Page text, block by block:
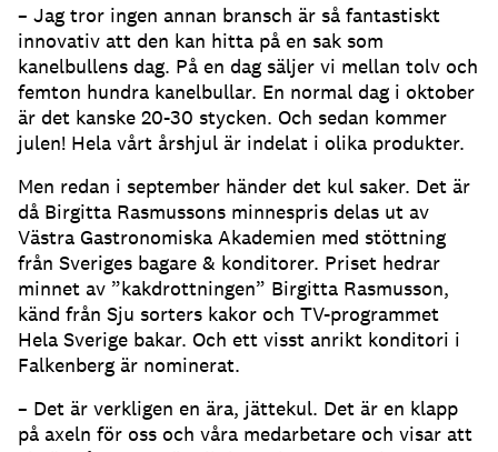
– Jag tror ingen annan bransch är så fantastiskt
innovativ att den kan hitta på en sak som
kanelbullens dag. På en dag säljer vi mellan tolv och
femton hundra kanelbullar. En normal dag i oktober
är det kanske 20-30 stycken. Och sedan kommer
julen! Hela vårt årshjul är indelat i olika produkter.
Men redan i september händer det kul saker. Det är
då Birgitta Rasmussons minnespris delas ut av
Västra Gastronomiska Akademien med stöttning
från Sveriges bagare & konditorer. Priset hedrar
minnet av ”kakdrottningen” Birgitta Rasmusson,
känd från Sju sorters kakor och TV-programmet
Hela Sverige bakar. Och ett visst anrikt konditori i
Falkenberg är nominerat.
– Det är verkligen en ära, jättekul. Det är en klapp
på axeln för oss och våra medarbetare och visar att